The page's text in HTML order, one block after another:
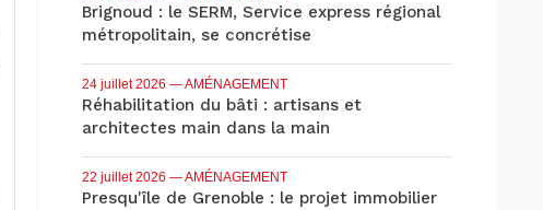
Brignoud : le SERM, Service express régional
métropolitain, se concrétise
24 juillet 2026 — AMÉNAGEMENT
Réhabilitation du bâti : artisans et
architectes main dans la main
22 juillet 2026 — AMÉNAGEMENT
Presqu'île de Grenoble : le projet immobilier